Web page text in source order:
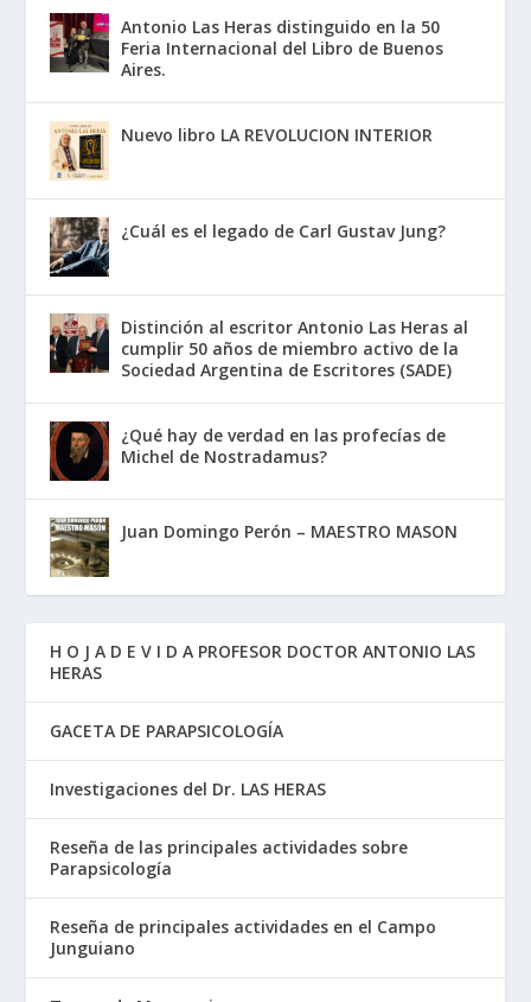
Antonio Las Heras distinguido en la 50
Feria Internacional del Libro de Buenos
Aires.
Nuevo libro LA REVOLUCION INTERIOR
¿Cuál es el legado de Carl Gustav Jung?
Distinción al escritor Antonio Las Heras al
cumplir 50 años de miembro activo de la
Sociedad Argentina de Escritores (SADE)
¿Qué hay de verdad en las profecías de
Michel de Nostradamus?
Juan Domingo Perón – MAESTRO MASON
H O J A D E V I D A PROFESOR DOCTOR ANTONIO LAS
HERAS
GACETA DE PARAPSICOLOGÍA
Investigaciones del Dr. LAS HERAS
Reseña de las principales actividades sobre
Parapsicología
Reseña de principales actividades en el Campo
Junguiano